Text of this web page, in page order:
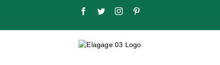
Facebook
TwitterInstagram